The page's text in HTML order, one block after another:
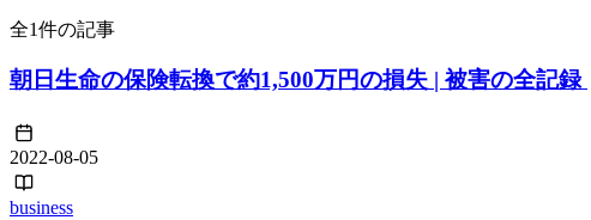
全1件の記事
朝日生命の保険転換で約1,500万円の損失 | 被害の全記録
2022-08-05
business